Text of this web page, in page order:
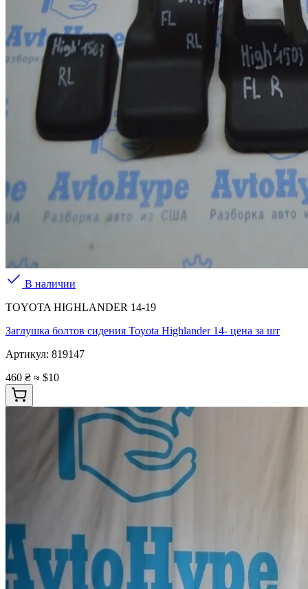
В наличии
TOYOTA HIGHLANDER 14-19
Заглушка болтов сидения Toyota Highlander 14- цена за шт
Артикул: 819147
460 ₴ ≈ $10